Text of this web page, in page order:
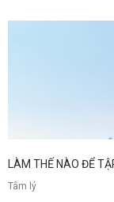
LÀM THẾ NÀO ĐỂ
Tâm lý